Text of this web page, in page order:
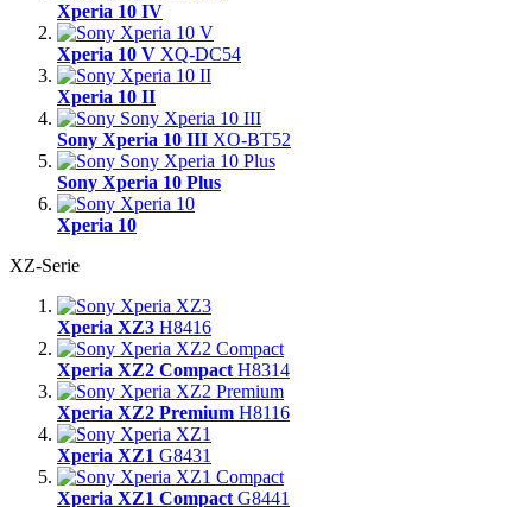
Xperia 10 IV
Xperia 10 V XQ-DC54
Xperia 10 II
Sony Xperia 10 III XO-BT52
Sony Xperia 10 Plus
Xperia 10
XZ-Serie
Xperia XZ3 H8416
Xperia XZ2 Compact H8314
Xperia XZ2 Premium H8116
Xperia XZ1 G8431
Xperia XZ1 Compact G8441